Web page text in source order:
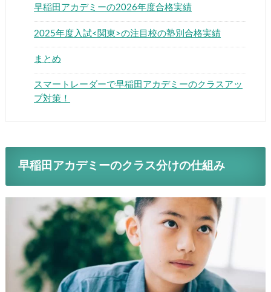
早稲田アカデミーの2026年度合格実績
2025年度入試<関東>の注目校の塾別合格実績
まとめ
スマートレーダーで早稲田アカデミーのクラスアッ
プ対策！
早稲田アカデミーのクラス分けの仕組み